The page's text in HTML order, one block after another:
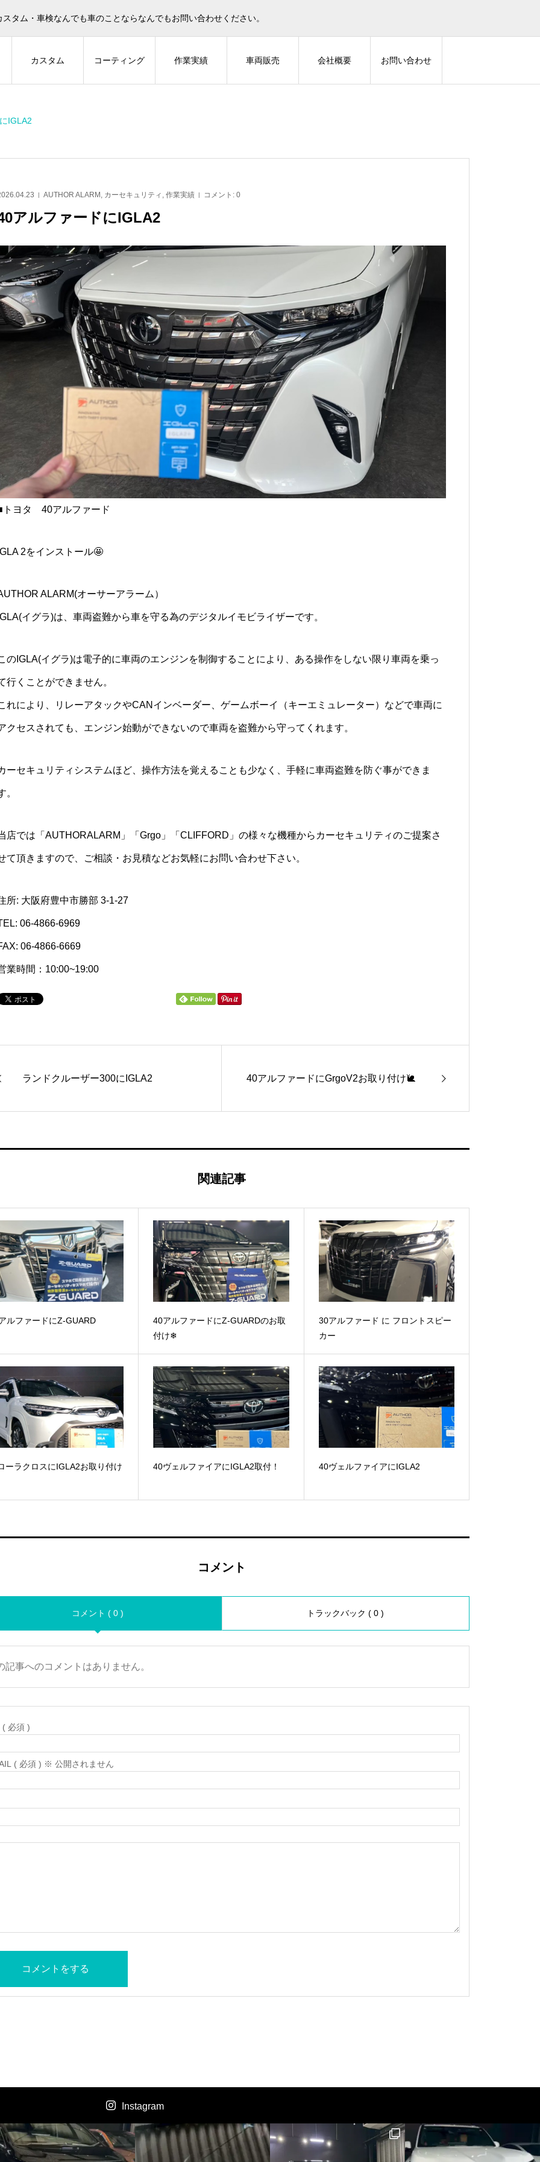
タム・車検なんでも車のことならなんでもお問い合わせください。
カスタム コーティング 作業実績 車両販売 会社概要 お問い合わせ
IGLA2
AUTHOR ALARM , カーセキュリティ , 作業実績 コメント: 0
アルファードにIGLA2
トヨタ 40アルファード
2をインストール🤩
ALARM(オーサーアラーム）
イグラ)は、車両盗難から車を守る為のデジタルイモビライザーです。
のIGLA(イグラ)は電子的に車両のエンジンを制御することにより、ある操作をしない限り車両を乗っ
行くことができません。
れにより、リレーアタックやCANインベーダー、ゲームボーイ（キーエミュレーター）などで車両に
クセスされても、エンジン始動ができないので車両を盗難から守ってくれます。
ーセキュリティシステムほど、操作方法を覚えることも少なく、手軽に車両盗難を防ぐ事ができま
。
店では「AUTHORALARM」「Grgo」「CLIFFORD」の様々な機種からカーセキュリティのご提案さ
て頂きますので、ご相談・お見積などお気軽にお問い合わせ下さい。
所: 大阪府豊中市勝部 3-1-27
06-4866-6969
06-4866-6669
業時間：10:00~19:00
ランドクルーザー300にIGLA2 40アルファードにGrgoV2お取り付け🐌
関連記事
ルファードにZ-GUARD
40アルファードにZ-GUARDのお取
付け❄
30アルファード に フロントスピー
カー
ーラクロスにIGLA2お取り付け 40ヴェルファイアにIGLA2取付！ 40ヴェルファイアにIGLA2
コメント
コメント ( 0 ) トラックバック ( 0 )
記事へのコメントはありません。
( 必須 )
( 必須 ) ※ 公開されません
ーザープラドにIGLA
付け🐧
ハイエースにIGLA2
マークX に Grgo / IGLA2 / スキ
ャナー / レーダー / ドラレコ
ハイエースに VIPER3606V
Instagram